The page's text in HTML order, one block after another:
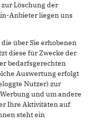
Löschung der
Anbieter liegen uns
über Sie erhobenen
diese für Zwecke der
bedarfsgerechten
Auswertung erfolgt
Nutzer) zur
und um andere
Ihre Aktivitäten auf
steht ein